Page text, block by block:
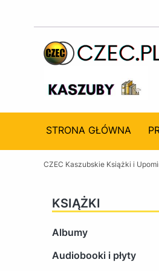
STRONA GŁÓWNA
CZEC Kaszubskie Książki i
KSIĄŻKI
Albumy
Audiobooki i płyty